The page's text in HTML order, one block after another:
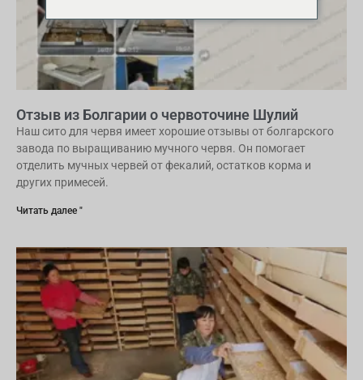
Отзыв из Болгарии о червоточине Шулий
Наш сито для червя имеет хорошие отзывы от болгарского
завода по выращиванию мучного червя. Он помогает
отделить мучных червей от фекалий, остатков корма и
других примесей.
Читать далее "